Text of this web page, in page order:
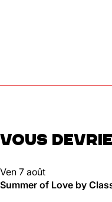
VOUS
CLUBBING
Ven 7 août
Summer of Love by